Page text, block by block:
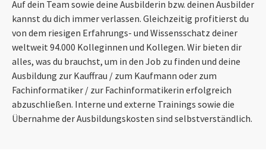
Auf dein Team sowie deine Ausbilderin bzw. deinen Ausbilder
kannst du dich immer verlassen. Gleichzeitig profitierst du
von dem riesigen Erfahrungs- und Wissensschatz deiner
weltweit 94.000 Kolleginnen und Kollegen. Wir bieten dir
alles, was du brauchst, um in den Job zu finden und deine
Ausbildung zur Kauffrau / zum Kaufmann oder zum
Fachinformatiker / zur Fachinformatikerin erfolgreich
abzuschließen. Interne und externe Trainings sowie die
Übernahme der Ausbildungskosten sind selbstverständlich.